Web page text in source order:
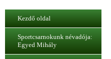
Kezdő oldal
Sportcsarnokunk névadója:
Egyed Mihály